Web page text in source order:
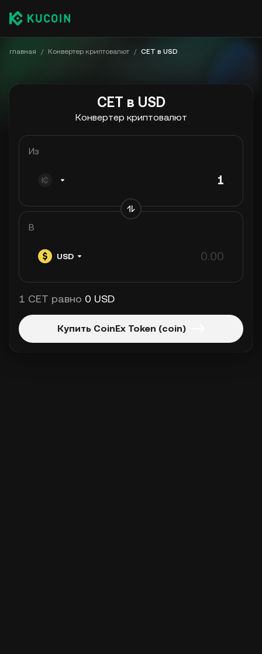
главная / Конвертер криптовалют / CET в USD
CET в USD
Конвертер криптовалют
Из
В
USD
1 CET равно 0 USD
Купить CoinEx Token (coin)